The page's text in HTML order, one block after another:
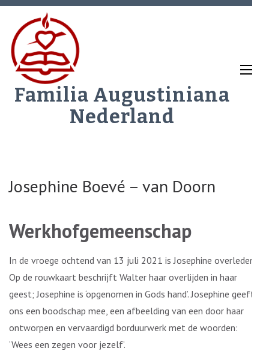
Ga
inhoud
(Druk
enter)
Familia Augustiniana
Nederland
Josephine Boevé – van Doorn
Werkhofgemeenschap
In de vroege ochtend van 13 juli 2021 is Josephine overleden.
Op de rouwkaart beschrijft Walter haar overlijden in haar
geest; Josephine is ‘opgenomen in Gods hand’. Josephine geeft
ons een boodschap mee, een afbeelding van een door haar
ontworpen en vervaardigd borduurwerk met de woorden:
’Wees een zegen voor jezelf’.